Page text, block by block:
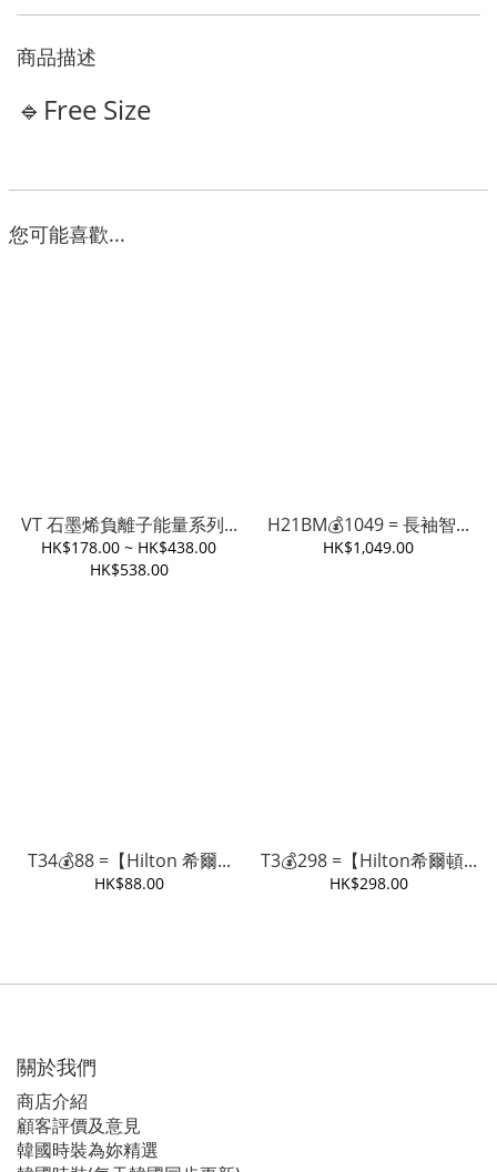
商品描述
🔹Free Size
您可能喜歡...
VT 石墨烯負離子能量系列...
HK$178.00 ~ HK$438.00
HK$538.00
H21BM💰1049 = 長袖智...
HK$1,049.00
T34💰88 =【Hilton 希爾...
HK$88.00
T3💰298 =【Hilton希爾頓...
HK$298.00
關於我們
商店介紹
顧客評價及意見
韓國時裝為妳精選